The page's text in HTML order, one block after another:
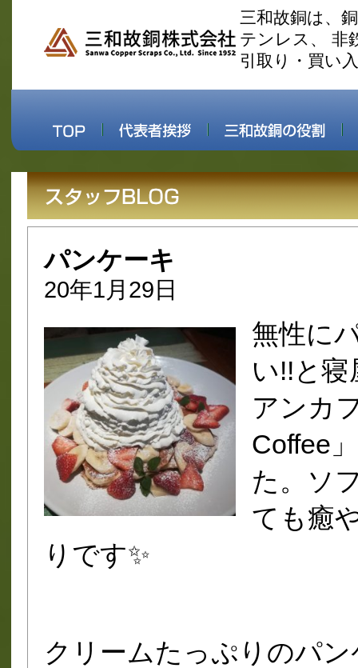
三和故銅は、
テンレス、 非
引取り・買い
パンケーキ
20年1月29日
無性に
い!!と
アンカ
Coffee
た。ソ
ても癒
りです✨
クリームたっぷりのパ